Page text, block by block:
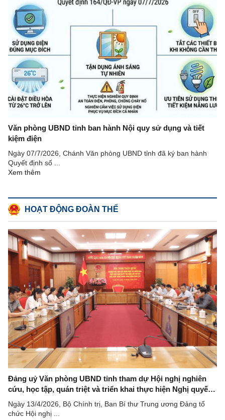
Văn phòng UBND tỉnh ban hành Nội quy sử dụng và tiết
kiệm điện
Ngày 07/7/2026, Chánh Văn phòng UBND tỉnh đã ký ban hành
Quyết định số ...
Xem thêm
HOẠT ĐỘNG ĐOÀN THỂ
Đảng uỷ Văn phòng UBND tỉnh tham dự Hội nghị nghiên
cứu, học tập, quán triệt và triển khai thực hiện Nghị quyết
Hội nghị lần thứ hai Ban Chấp hành Trung ương Đảng
khoá XIV
Ngày 13/4/2026, Bộ Chính trị, Ban Bí thư Trung ương Đảng tổ
chức Hội nghị ...